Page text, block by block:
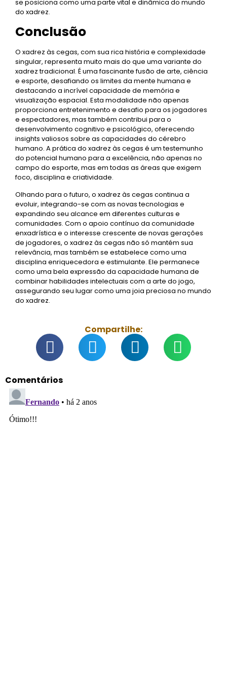
se posiciona como uma parte vital e dinâmica do mundo
do xadrez.
Conclusão
O xadrez às cegas, com sua rica história e complexidade
singular, representa muito mais do que uma variante do
xadrez tradicional. É uma fascinante fusão de arte, ciência
e esporte, desafiando os limites da mente humana e
destacando a incrível capacidade de memória e
visualização espacial. Esta modalidade não apenas
proporciona entretenimento e desafio para os jogadores
e espectadores, mas também contribui para o
desenvolvimento cognitivo e psicológico, oferecendo
insights valiosos sobre as capacidades do cérebro
humano. A prática do xadrez às cegas é um testemunho
do potencial humano para a excelência, não apenas no
campo do esporte, mas em todas as áreas que exigem
foco, disciplina e criatividade.
Olhando para o futuro, o xadrez às cegas continua a
evoluir, integrando-se com as novas tecnologias e
expandindo seu alcance em diferentes culturas e
comunidades. Com o apoio contínuo da comunidade
enxadrística e o interesse crescente de novas gerações
de jogadores, o xadrez às cegas não só mantém sua
relevância, mas também se estabelece como uma
disciplina enriquecedora e estimulante. Ele permanece
como uma bela expressão da capacidade humana de
combinar habilidades intelectuais com a arte do jogo,
assegurando seu lugar como uma joia preciosa no mundo
do xadrez.
Compartilhe:
Comentários